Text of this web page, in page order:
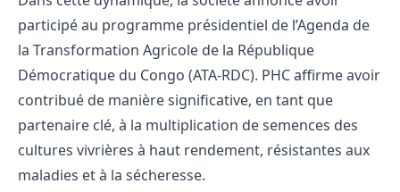
participé au programme présidentiel de l’Agenda de
la Transformation Agricole de la République
Démocratique du Congo (ATA-RDC). PHC affirme avoir
contribué de manière significative, en tant que
partenaire clé, à la multiplication de semences des
cultures vivrières à haut rendement, résistantes aux
maladies et à la sécheresse.